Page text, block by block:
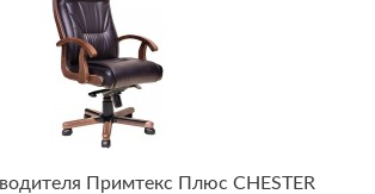
Примтекс Плюс CHESTER